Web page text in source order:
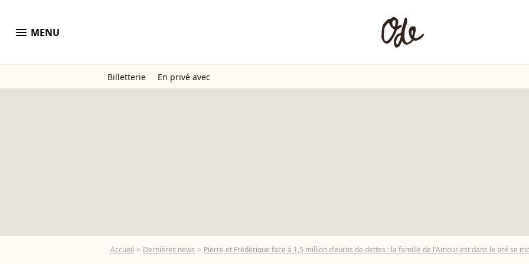
menu MENU
Billetterie En privé avec
Accueil Dernières news Pierre et Frédérique face à 1,5 million d'euros de dettes : la famille de l'Amour est dans le pré se